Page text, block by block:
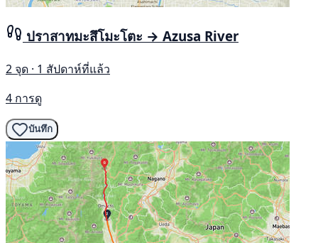
ปราสาทมะสึโมะโตะ → Azusa River
2 จุด · 1 สัปดาห์ที่แล้ว
4 การดู
บันทึก